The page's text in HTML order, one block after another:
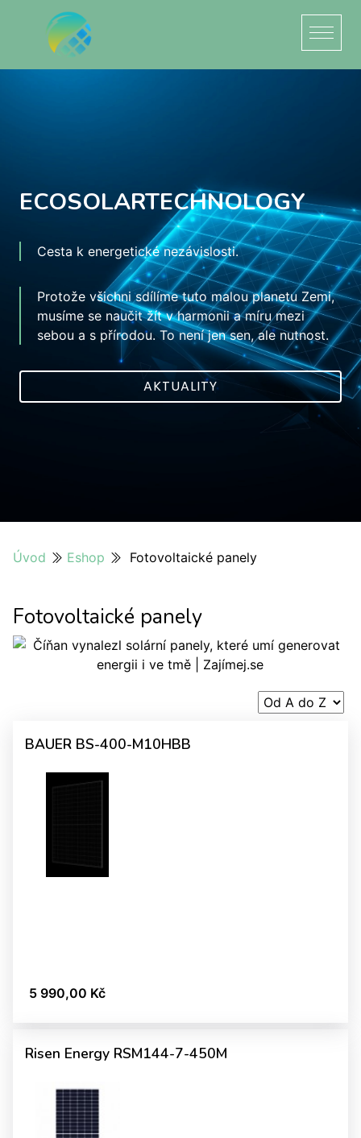
ECOSOLARTECHNOLOGY
Cesta k energetické nezávislosti.
Protože všichni sdílíme tuto malou planetu Zemi,
musíme se naučit žít v harmonii a míru mezi
sebou a s přírodou. To není jen sen, ale nutnost.
AKTUALITY
Úvod Eshop Fotovoltaické panely
Fotovoltaické panely
BAUER BS-400-M10HBB
5 990,00 Kč
Risen Energy RSM144-7-450M